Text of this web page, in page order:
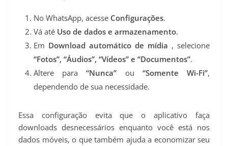
No WhatsApp, acesse Configurações.
Vá até Uso de dados e armazenamento.
Em Download automático de mídia , selecione
“Fotos”, “Áudios”, “Vídeos” e “Documentos”.
Altere para“Nunca” ou “Somente Wi-Fi”,
dependendo de sua necessidade.
Essa configuração evita que o aplicativo faça
downloads desnecessários enquanto você está nos
dados móveis, o que também ajuda a economizar seu